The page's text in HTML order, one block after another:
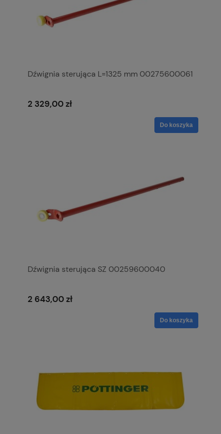
Dźwignia sterująca L=1325 mm 00275600061
2 329,00 zł
Do koszyka
Dźwignia sterująca SZ 00259600040
2 643,00 zł
Do koszyka